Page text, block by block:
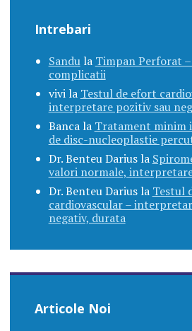
Intrebari
Sandula Timpan Perforat
complicatii
vivila Testul de efort
interpretare pozitiv sau
Bancala Tratament minim
de disc-nucleoplastie
Dr. Benteu Dariusla
valori normale,
Dr. Benteu Dariusla Testul
cardiovascular –
negativ, durata
Articole Noi